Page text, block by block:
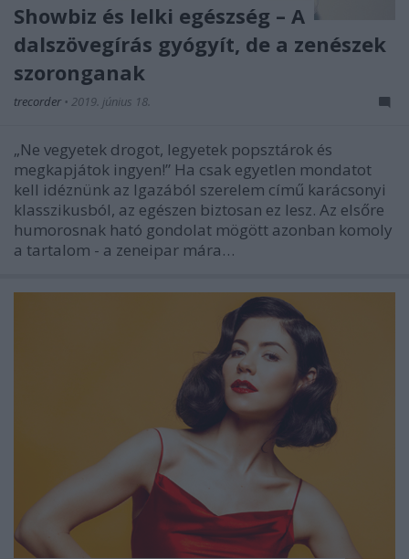
Showbiz és lelki egészség – A
dalszövegírás gyógyít, de a zenészek
szoronganak
trecorder • 2019. június 18.
„Ne vegyetek drogot, legyetek popsztárok és
megkapjátok ingyen!” Ha csak egyetlen mondatot
kell idéznünk az Igazából szerelem című karácsonyi
klasszikusból, az egészen biztosan ez lesz. Az elsőre
humorosnak ható gondolat mögött azonban komoly
a tartalom - a zeneipar mára…